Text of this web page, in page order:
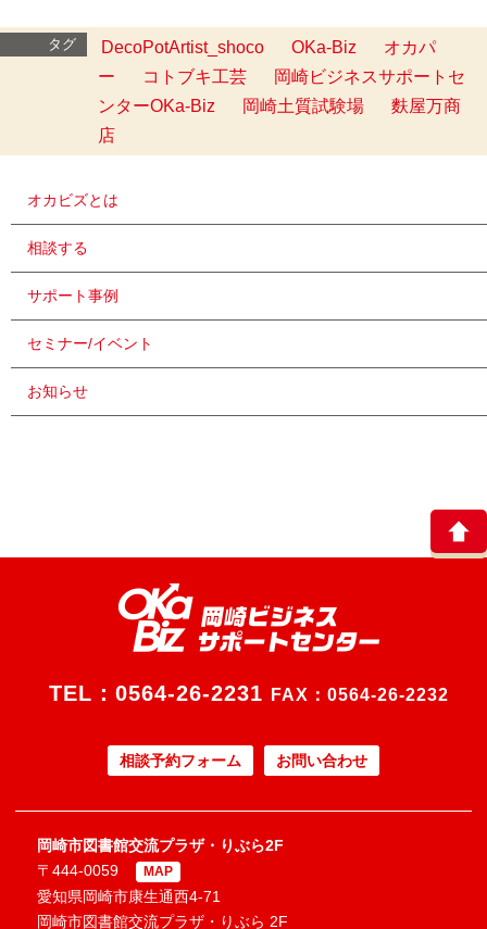
タグ DecoPotArtist_shoco OKa-Biz
オカパ
ー
コトブキ工芸
岡崎ビジネスサポートセ
ンターOKa-Biz
岡崎土質試験場
麩屋万商
店
オカビズとは
相談する
サポート事例
セミナー/イベント
お知らせ
TEL： 0564-26-2231 FAX：0564-26-2232
相談予約フォーム お問い合わせ
岡崎市図書館交流プラザ・りぶら2F
〒444-0059
MAP
愛知県岡崎市康生通西4-71
岡崎市図書館交流プラザ・りぶら 2F